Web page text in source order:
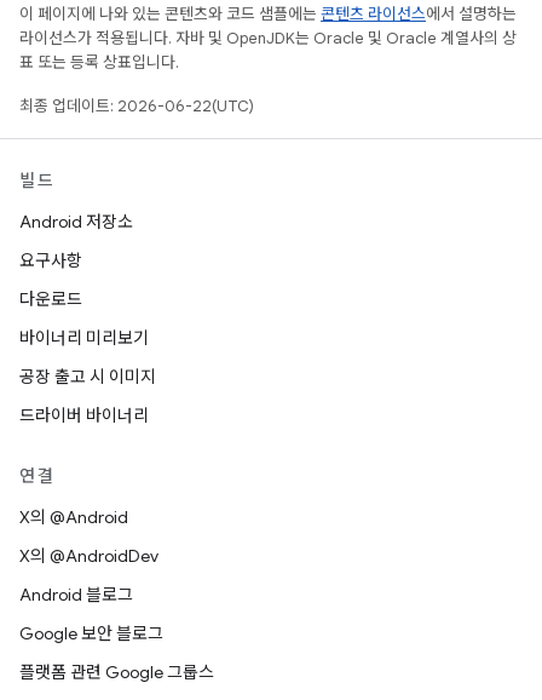
이 페이지에 나와 있는 콘텐츠와 코드 샘플에는 콘텐츠 라이선스에서 설명하는
라이선스가 적용됩니다. 자바 및 OpenJDK는 Oracle 및 Oracle 계열사의 상
표 또는 등록 상표입니다.
최종 업데이트: 2026-06-22(UTC)
빌드
Android 저장소
요구사항
다운로드
바이너리 미리보기
공장 출고 시 이미지
드라이버 바이너리
연결
X의 @Android
X의 @AndroidDev
Android 블로그
Google 보안 블로그
플랫폼 관련 Google 그룹스